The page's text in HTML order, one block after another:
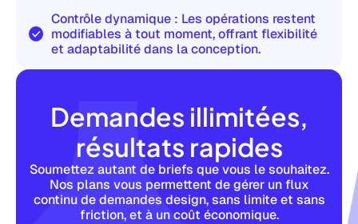
Contrôle dynamique : Les opérations restent
modifiables à tout moment, offrant flexibilité
et adaptabilité dans la conception.
Demandes illimitées,
résultats rapides
Soumettez autant de briefs que vous le souhaitez.
Nos plans vous permettent de gérer un flux
continu de demandes design, sans limite et sans
friction, et à un coût économique.